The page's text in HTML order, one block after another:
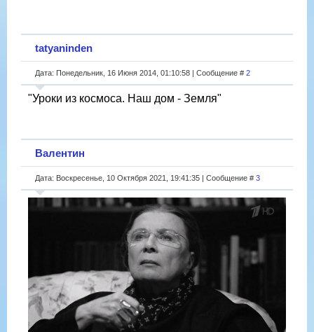
tatyaninden
Дата: Понедельник, 16 Июня 2014, 01:10:58 | Сообщение # 2
"Уроки из космоса. Наш дом - Земля"
Валентин
Дата: Воскресенье, 10 Октября 2021, 19:41:35 | Сообщение # 3